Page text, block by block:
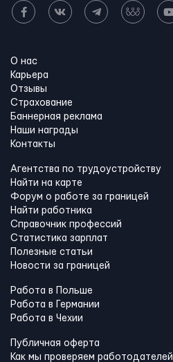
О нас
Карьера
Отзывы
Страхование
Баннерная реклама
Наши награды
Контакты
Агентства по трудоустройству
Найти на карте
Форум о работе за границей
Найти работника
Справочник профессий
Статистика зарплат
Полезные статьи
Новости за границей
Работа в Польше
Работа в Германии
Работа в Чехии
Публичная оферта
Как мы проверяем работодателей